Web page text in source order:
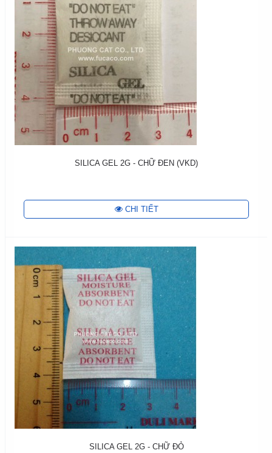
SILICA GEL 2G - CHỮ ĐEN (VKD)
CHI TIẾT
SILICA GEL 2G - CHỮ ĐỎ